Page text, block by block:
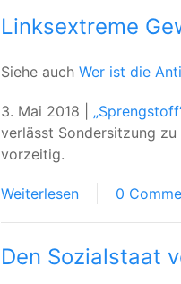
Linksextreme
Siehe auch Wer ist die
3. Mai 2018 |
verlässt Sondersitzung
vorzeitig.
Weiterlesen 0
Den Sozialstaat